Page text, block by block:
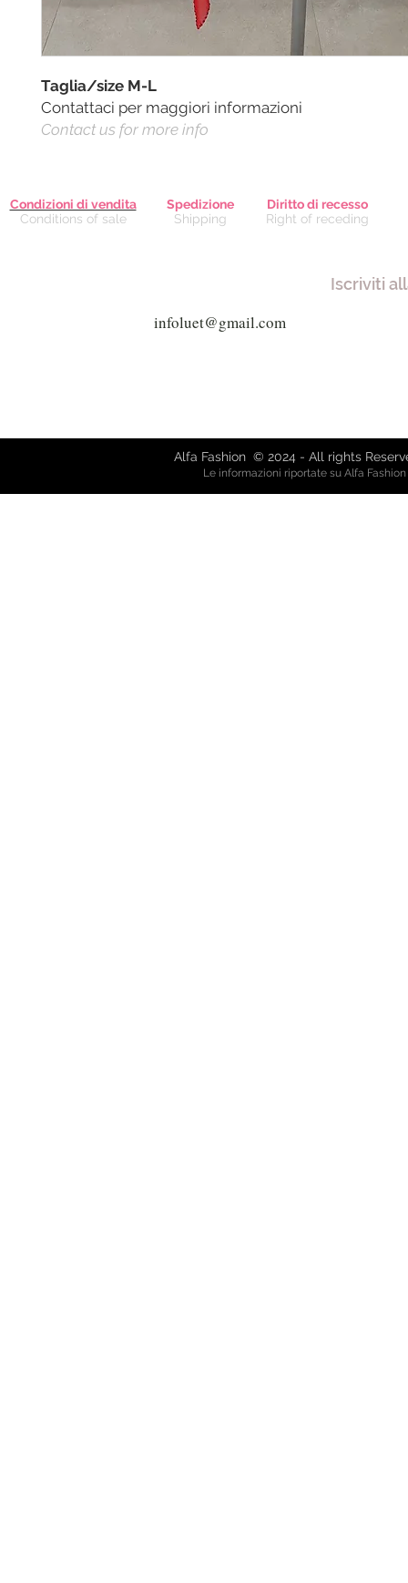
Taglia/size M-L
Contattaci per maggiori informazioni
Contact us for more info
Condizioni di vendita
Conditions of sale
Spedizione
Shipping
Diritto di recesso
Right of receding
Iscriviti
Alfa Fashion © 2024 - All rights
Le informazioni riportate su Alfa